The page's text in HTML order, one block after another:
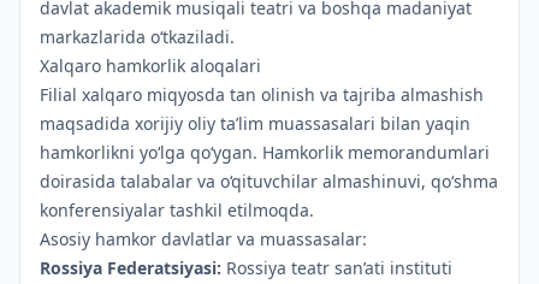
davlat akademik musiqali teatri va boshqa madaniyat
markazlarida o‘tkaziladi.
Xalqaro hamkorlik aloqalari
Filial xalqaro miqyosda tan olinish va tajriba almashish
maqsadida xorijiy oliy ta’lim muassasalari bilan yaqin
hamkorlikni yo‘lga qo‘ygan. Hamkorlik memorandumlari
doirasida talabalar va o‘qituvchilar almashinuvi, qo‘shma
konferensiyalar tashkil etilmoqda.
Asosiy hamkor davlatlar va muassasalar:
Rossiya Federatsiyasi: Rossiya teatr san’ati instituti